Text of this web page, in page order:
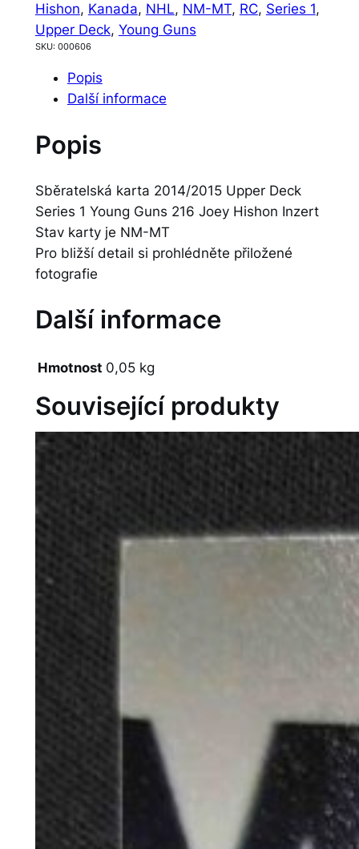
Hishon, Kanada, NHL, NM-MT, RC, Series 1
Upper Deck, Young Guns
SKU: 000606
Popis
Další informace
Popis
Sběratelská karta 2014/2015 Upper Deck
Series 1 Young Guns 216 Joey Hishon Inzert
Stav karty je NM-MT
Pro bližší detail si prohlédněte přiložené
fotografie
Další informace
Hmotnost 0,05 kg
Související produkty